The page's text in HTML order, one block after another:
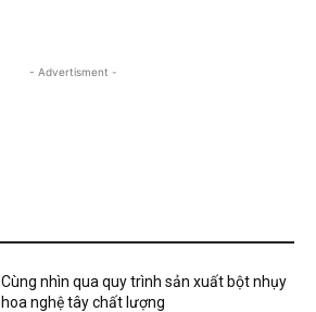
- Advertisment -
Cùng nhìn qua quy trình sản xuất bột nhụy
hoa nghệ tây chất lượng